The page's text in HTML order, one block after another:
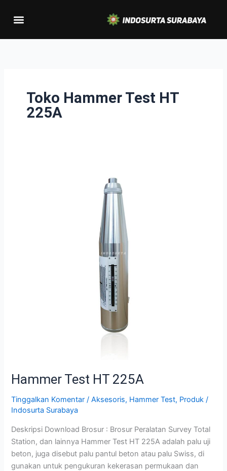
Menu
Toko Hammer Test HT
225A
Hammer Test HT 225A
Tinggalkan Komentar /Aksesoris, Hammer Test, Produk /
Indosurta Surabaya
Deskripsi Download Brosur : Brosur Peralatan Survey Total
Station, dan lainnya Hammer Test HT 225A adalah palu uji
beton, juga disebut palu pantul beton atau palu Swiss, di
gunakan untuk pengukuran kekerasan permukaan dan